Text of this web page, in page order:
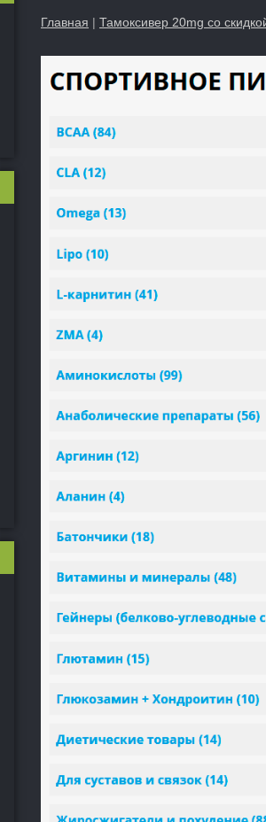
Главная | Тамоксивер 20mg со